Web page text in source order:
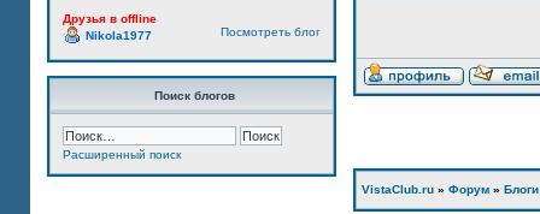
Друзья в offline
Посмотреть блог
Nikola1977
Поиск блогов
Расширенный поиск
VistaClub.ru » Форум » Блоги